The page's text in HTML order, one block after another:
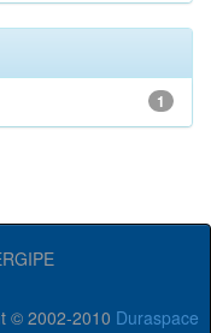
1
© 2002-2010 Duraspace